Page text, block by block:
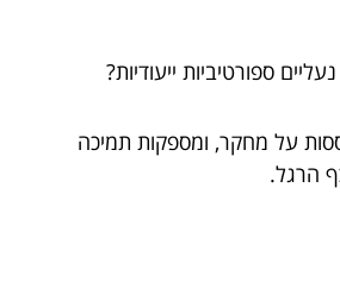
ספורטיביות ייעודיות?
על מחקר, ומספקות תמיכה
הרגל.